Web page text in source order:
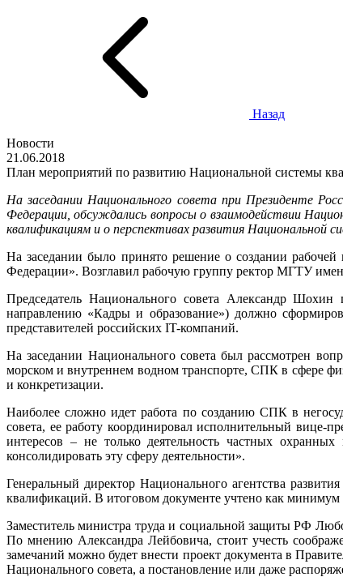
Назад
Новости
21.06.2018
План мероприятий по развитию Национальной системы
На заседании Национального совета при Президенте
Федерации, обсуждались вопросы о взаимодействии
квалификациям и о перспективах развития Национальной
На заседании было принято решение о создании
Федерации». Возглавил рабочую группу ректор МГТУ
Председатель Национального совета Александр
направлению «Кадры и образование») должно
представителей российских IT-компаний.
На заседании Национального совета был рассмотрен
морском и внутреннем водном транспорте, СПК в сфере
и конкретизации.
Наиболее сложно идет работа по созданию СПК в
совета, ее работу координировал исполнительный вице-
интересов – не только деятельность частных
консолидировать эту сферу деятельности».
Генеральный директор Национального агентства
квалификаций. В итоговом документе учтено как
Заместитель министра труда и социальной защиты РФ
По мнению Александра Лейбовича, стоит учесть
замечаний можно будет внести проект документа в
Национального совета, а постановление или даже